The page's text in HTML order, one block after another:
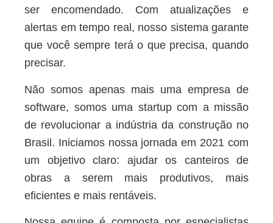
ser encomendado. Com atualizações e
alertas em tempo real, nosso sistema garante
que você sempre terá o que precisa, quando
precisar.
Não somos apenas mais uma empresa de
software, somos uma startup com a missão
de revolucionar a indústria da construção no
Brasil. Iniciamos nossa jornada em 2021 com
um objetivo claro: ajudar os canteiros de
obras a serem mais produtivos, mais
eficientes e mais rentáveis.